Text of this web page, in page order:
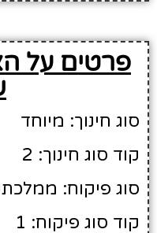
פרטים על
סוג חינוך: מיוחד
קוד סוג חינוך: 2
סוג פיקוח: ממלכתי
קוד סוג פיקוח: 1